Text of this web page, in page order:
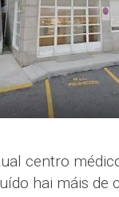
centro
hai máis de